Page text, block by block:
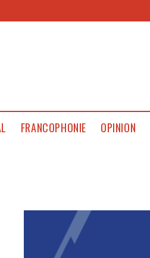
FRANCOPHONIE OPINION